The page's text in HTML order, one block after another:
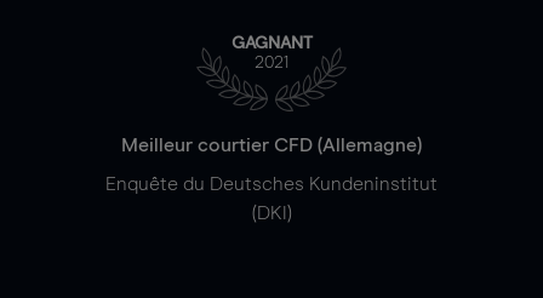
GAGNANT
2021
Meilleur courtier CFD (Allemagne)
Enquête du Deutsches Kundeninstitut
(DKI)